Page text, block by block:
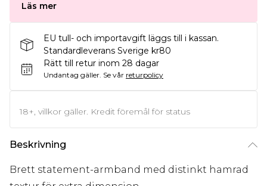
Läs mer
EU tull- och importavgift läggs till i kassan.
Standardleverans Sverige kr80
Rätt till retur inom 28 dagar
Undantag gäller. Se vår returpolicy
18+, villkor gäller. Kredit föremål för status
Beskrivning
Brett statement-armband med distinkt hamrad